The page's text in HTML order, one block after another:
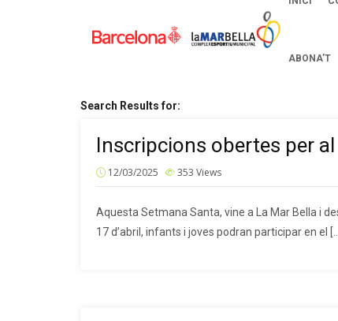
ABONA’T
Search Results for:
Inscripcions obertes per
12/03/2025 353 Views
Aquesta Setmana Santa, vine a La Mar Bella i
17 d’abril, infants i joves podran participar en el […]